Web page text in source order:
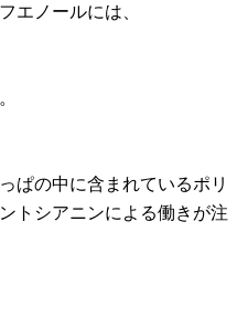
エノールには、
ぱの中に含まれているポリ
トシアニンによる働きが注